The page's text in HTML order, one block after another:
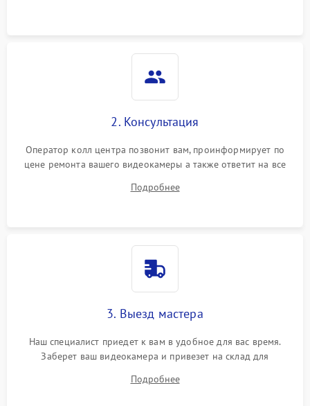
2. Консультация
Оператор колл центра позвонит вам, проинформирует по
цене ремонта вашего видеокамеры а также ответит на все
Подробнее
3. Выезд мастера
Наш специалист приедет к вам в удобное для вас время.
Заберет ваш видеокамера и привезет на склад для
Подробнее